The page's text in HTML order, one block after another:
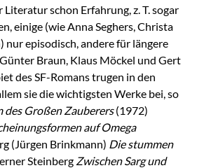
schon Erfahrung, z. T. sogar
einige (wie Anna Seghers, Christa
nur episodisch, andere für längere
Braun, Klaus Möckel und Gert
des SF-Romans trugen in den
sie die wichtigsten Werke bei, so
des Großen Zauberers(1972)
auf Omega
(Jürgen Brinkmann) Die stummen
Steinberg Zwischen Sarg und